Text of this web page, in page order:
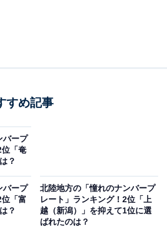
府）、「瀬戸内海に面した美しい
／静岡県）、「歴史的な街並みや
発展などから『高級感』『裕福な
のような風情ある街並みが人気
ージがナンバープレートにも反映
代女性／北海道）などの声が上が
すめ記事
バープ
位「奄
？
バープ
「富
？
北陸地方の「憧れのナンバープ
レート」ランキング！2位「上
越（新潟）」を抑えて1位に選
ばれたのは？